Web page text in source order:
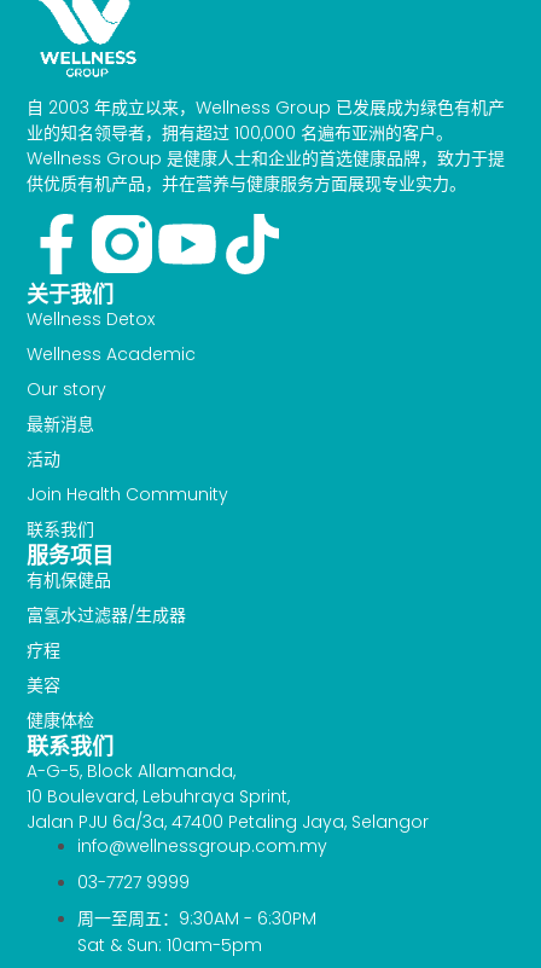
自 2003 年成立以来，Wellness Group 已发展成为绿色有机产
业的知名领导者，拥有超过 100,000 名遍布亚洲的客户。
Wellness Group 是健康人士和企业的首选健康品牌，致力于提
供优质有机产品，并在营养与健康服务方面展现专业实力。
Facebook-
f
Youtube
Tiktok
服务项目
有机保健品
富氢水过滤器/生成器
疗程
美容
健康体检
关于我们
Wellness Detox
Wellness Academic
Our story
最新消息
活动
Join Health Community
联系我们
联系我们
A-G-5, Block Allamanda,
10 Boulevard, Lebuhraya Sprint,
Jalan PJU 6a/3a, 47400 Petaling Jaya, Selangor
info@wellnessgroup.com.my
03-7727 9999
周一至周五：9:30AM - 6:30PM
Sat & Sun: 10am-5pm